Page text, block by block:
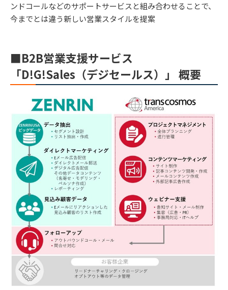
ンドコールなどのサポートサービスと組み合わせることで、
今までとは違う新しい営業スタイルを提案
■B2B営業支援サービス
「D!G!Sales（デジセールス）」 概要